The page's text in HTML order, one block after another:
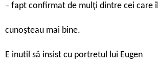
– fapt confirmat de mulți dintre cei care îl
cunoșteau mai bine.
E inutil să insist cu portretul lui Eugen